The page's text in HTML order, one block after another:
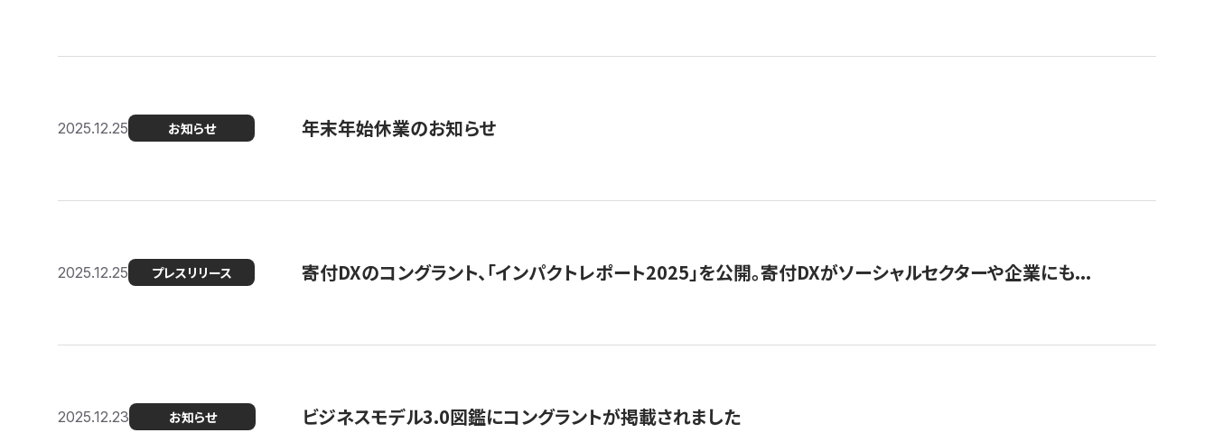
2025.12.25 お知らせ 年末年始休業のお知らせ
2025.12.25 プレスリリース 寄付DXのコングラント、「インパクトレポート2025」を公開。寄付DXがソーシャルセクターや企業にも...
2025.12.23 お知らせ ビジネスモデル3.0図鑑にコングラントが掲載されました